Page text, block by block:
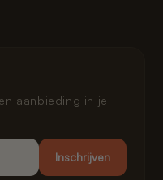
aanbieding in je
Inschrijven